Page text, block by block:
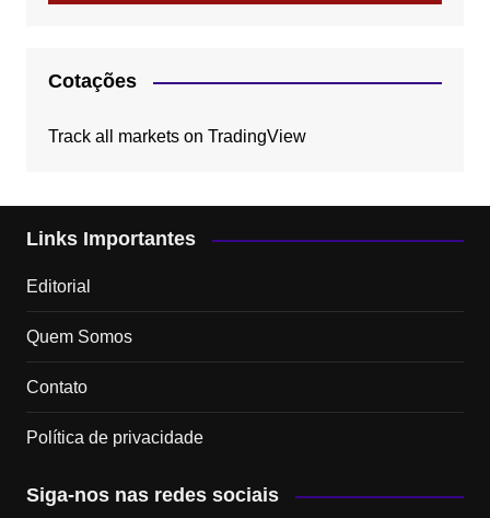
Cotações
Track all markets on TradingView
Links Importantes
Editorial
Quem Somos
Contato
Política de privacidade
Siga-nos nas redes sociais